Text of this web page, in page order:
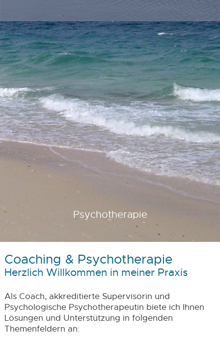
Psychotherapie
Coaching & Psychotherapie
Herzlich Willkommen in meiner Praxis
Als Coach, akkreditierte Supervisorin und
Psychologische Psychotherapeutin biete ich Ihnen
Lösungen und Unterstützung in folgenden
Themenfeldern an: